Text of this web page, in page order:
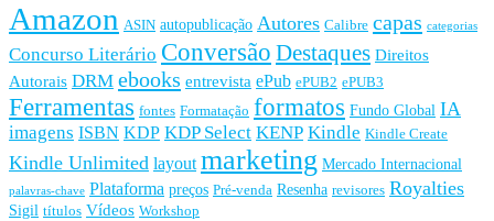
Amazon ASIN autopublicação Autores Calibre capas categorias
Concurso Literário Conversão Destaques Direitos
Autorais DRM ebooks entrevista ePub ePUB2 ePUB3
Ferramentas fontes Formatação formatos Fundo Global IA
imagens ISBN KDP KDP Select KENP Kindle Kindle Create
Kindle Unlimited layout marketing Mercado Internacional
palavras-chave Plataforma preços Pré-venda Resenha revisores Royalties
Sigil títulos Vídeos Workshop